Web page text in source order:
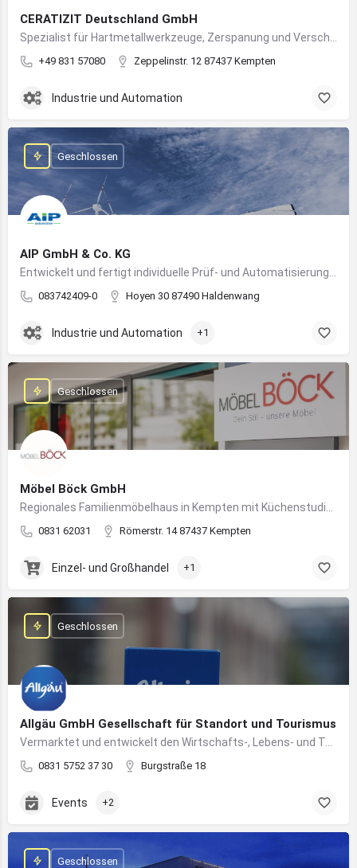
CERATIZIT Deutschland GmbH
+49 831 57080 Zeppelinstr. 12 87437 Kempten
Industrie und Automation
AIP GmbH & Co. KG
083742409-0 Hoyen 30 87490 Haldenwang
Geschlossen
Industrie und Automation +1
Möbel Böck GmbH
0831 62031 Römerstr. 14 87437 Kempten
Geschlossen
Einzel- und Großhandel +1
Allgäu GmbH Gesellschaft für Standort und Tourismus
0831 5752 37 30 Burgstraße 18
Geschlossen
Events +2
Geschlossen